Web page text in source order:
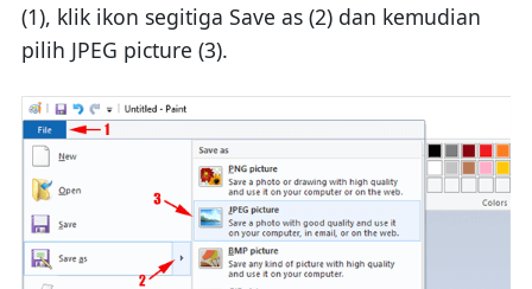
(1), klik ikon segitiga Save as (2) dan kemudian
pilih JPEG picture (3).